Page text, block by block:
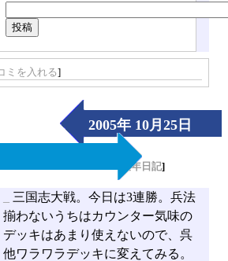
ミを入れる]
2005年 10月25日
（Tue）
長年日記]
三国志大戦。今日は3連勝。兵法
揃わないうちはカウンター気味の
デッキはあまり使えないので、呉
他ワラワラデッキに変えてみる。